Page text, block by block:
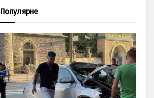
Популярне